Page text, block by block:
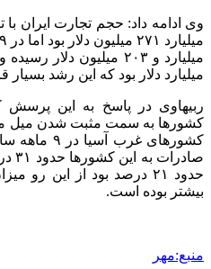
میلیارد و ۲۰۳ میلیون دلار رسیده و تغییرات
میلیارد دلار بود که این رشد
ربیهاوی در پاسخ به این پرسش
کشورها به سمت مثبت شدن میل
کشورهای غرب آسیا در ۹ ماهه
صادرات به این کشورها حدود ۳۱ درصد بود و
حدود ۲۱ درصد بود از این
بیشتر بوده است.
منبع:مهر